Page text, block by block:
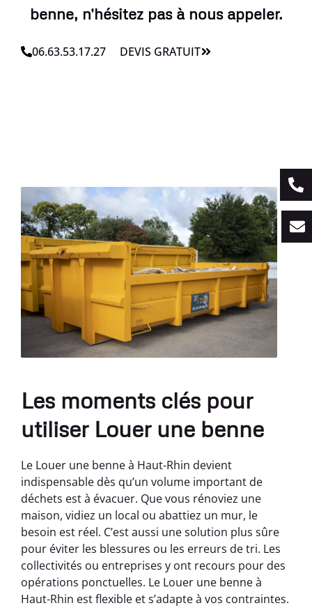
benne, n'hésitez pas à nous appeler.
06.63.53.17.27 DEVIS GRATUIT
Les moments clés pour
utiliser Louer une benne
Le Louer une benne à Haut-Rhin devient
indispensable dès qu’un volume important de
déchets est à évacuer. Que vous rénoviez une
maison, vidiez un local ou abattiez un mur, le
besoin est réel. C’est aussi une solution plus sûre
pour éviter les blessures ou les erreurs de tri. Les
collectivités ou entreprises y ont recours pour des
opérations ponctuelles. Le Louer une benne à
Haut-Rhin est flexible et s’adapte à vos contraintes.